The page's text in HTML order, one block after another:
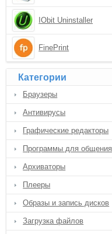
IObit Uninstaller
FinePrint
Категории
Браузеры
Антивирусы
Графические редакторы
Программы для общения
Архиваторы
Плееры
Образы и запись дисков
Загрузка файлов